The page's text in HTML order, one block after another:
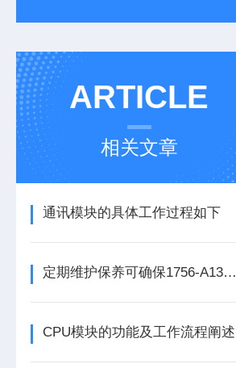
ARTICLE
相关文章
通讯模块的具体工作过程如下
定期维护保养可确保1756-A13数字量输出模块的正常运行
CPU模块的功能及工作流程阐述